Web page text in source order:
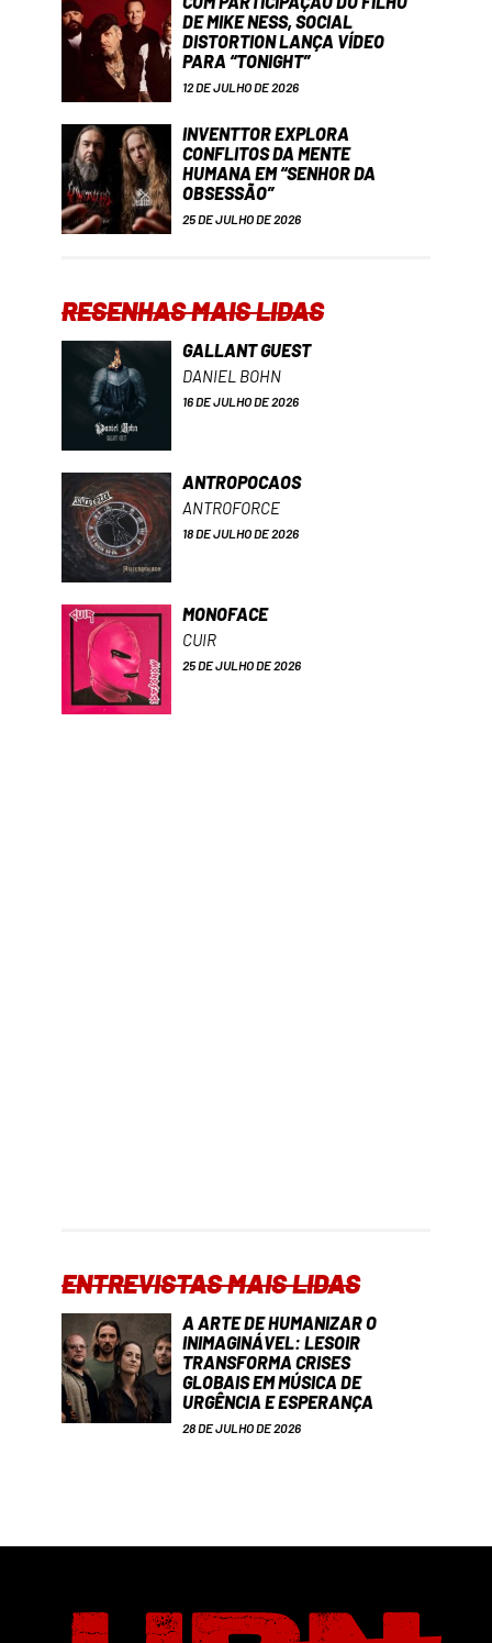
DE MIKE NESS, SOCIAL
DISTORTION LANÇA VÍDEO
PARA “TONIGHT”
12 DE JULHO DE 2026
INVENTTOR EXPLORA
CONFLITOS DA MENTE
HUMANA EM “SENHOR DA
OBSESSÃO”
25 DE JULHO DE 2026
RESENHAS MAIS LIDAS
GALLANT GUEST
DANIEL BOHN
16 DE JULHO DE 2026
ANTROPOCAOS
ANTROFORCE
18 DE JULHO DE 2026
MONOFACE
CUIR
25 DE JULHO DE 2026
ENTREVISTAS MAIS LIDAS
A ARTE DE HUMANIZAR O
INIMAGINÁVEL: LESOIR
TRANSFORMA CRISES
GLOBAIS EM MÚSICA DE
URGÊNCIA E ESPERANÇA
28 DE JULHO DE 2026